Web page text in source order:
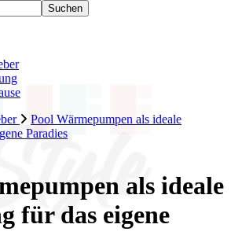
Pool Wärmepumpen als ideale
Paradies
als ideale
für das eigene